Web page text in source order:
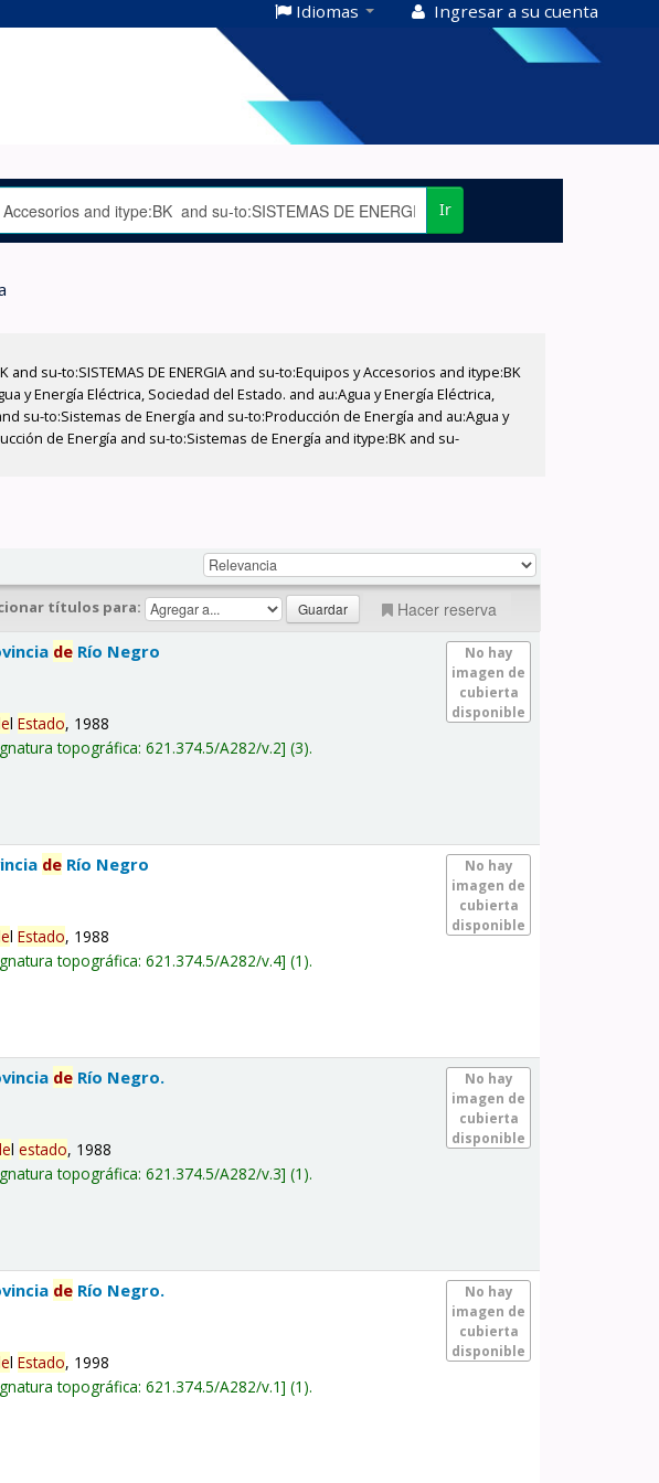
Idiomas Ingresar a su cuenta
Ir
su-to:SISTEMAS DE ENERGIA and su-to:Equipos y Accesorios and itype:BK
y Energía Eléctrica, Sociedad del Estado. and au:Agua y Energía Eléctrica,
su-to:Sistemas de Energía and su-to:Producción de Energía and au:Agua y
de Energía and su-to:Sistemas de Energía and itype:BK and su-
títulos para: Hacer reserva
No hay
imagen de
cubierta
disponible
de Río Negro
lEstado, 1988
topográfica:621.374.5/A282/v.2 (3).
No hay
imagen de
cubierta
disponible
de Río Negro
lEstado, 1988
topográfica:621.374.5/A282/v.4 (1).
No hay
imagen de
cubierta
disponible
de Río Negro.
lestado, 1988
topográfica:621.374.5/A282/v.3 (1).
No hay
imagen de
cubierta
disponible
de Río Negro.
lEstado, 1998
topográfica:621.374.5/A282/v.1 (1).